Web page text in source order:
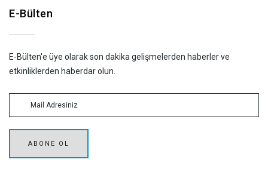
E-Bülten
E-Bülten'e üye olarak son dakika gelişmelerden haberler ve
etkinliklerden haberdar olun.
ABONE OL